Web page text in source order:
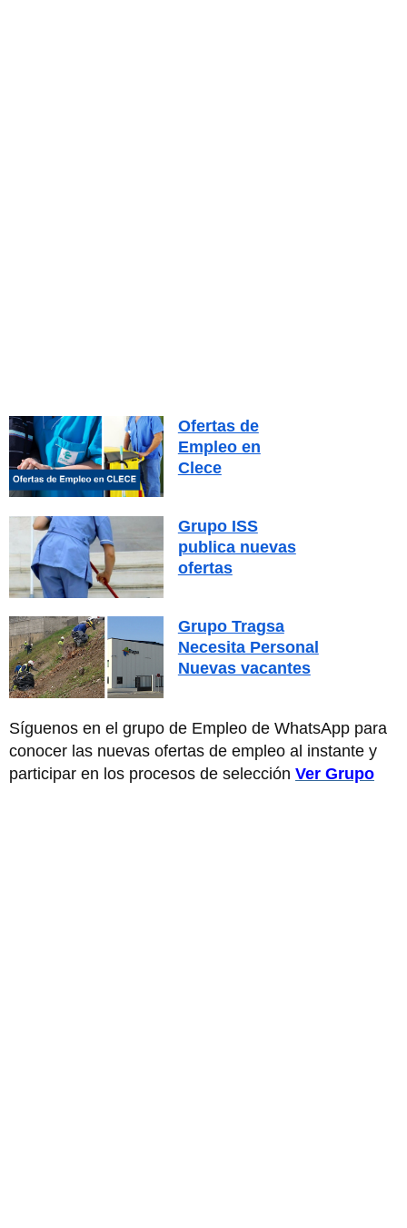
Ofertas de
Empleo en
Clece
Grupo ISS
publica nuevas
ofertas
Grupo Tragsa
Necesita Personal
Nuevas vacantes
Síguenos en el grupo de Empleo de WhatsApp para
conocer las nuevas ofertas de empleo al instante y
participar en los procesos de selección Ver Grupo